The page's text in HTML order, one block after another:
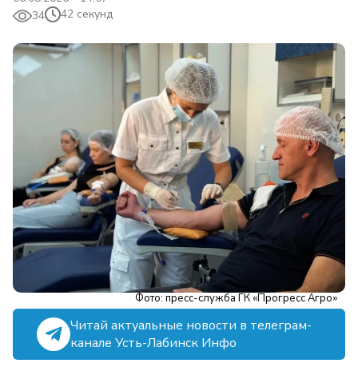
34
42 секунд
Фото: пресс-служба ГК «Прогресс Агро»
Читай актуальные новости в телеграм-
канале Усть-Лабинск Инфо